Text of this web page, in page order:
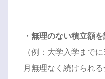
・無理のない積立額
（例：大学入学まで
月無理なく続けられ